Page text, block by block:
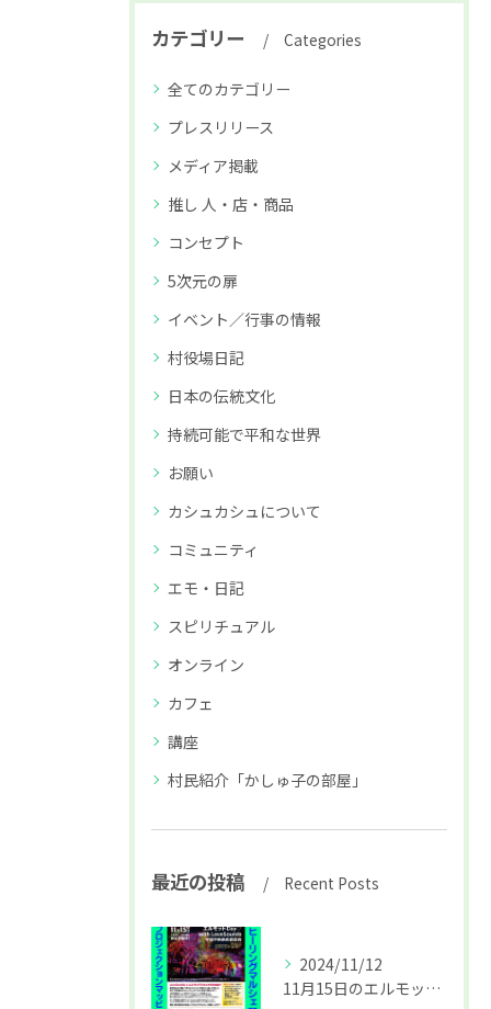
カテゴリー Categories
全てのカテゴリー
プレスリリース
メディア掲載
推し 人・店・商品
コンセプト
5次元の扉
イベント／行事の情報
村役場日記
日本の伝統文化
持続可能で平和な世界
お願い
カシュカシュについて
コミュニティ
エモ・日記
スピリチュアル
オンライン
カフェ
講座
村民紹介「かしゅ子の部屋」
最近の投稿 Recent Posts
2024/11/12
11月15日のエルモットDay詳細